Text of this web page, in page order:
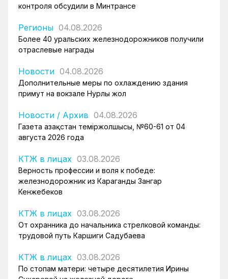
контроля обсудили в Минтрансе
Регионы 04.08.2026
Более 40 уральских железнодорожников получили
отраслевые награды
Новости 04.08.2026
Дополнительные меры по охлаждению здания
примут на вокзале Нурлы жол
Новости / Архив 04.08.2026
Газета Қазақстан теміржолшысы, №60-61 от 04
августа 2026 года
КТЖ в лицах 03.08.2026
Верность профессии и воля к победе:
железнодорожник из Караганды Зангар
Кенжебеков
КТЖ в лицах 03.08.2026
От охранника до начальника стрелковой команды:
трудовой путь Каршиги Садубаева
КТЖ в лицах 03.08.2026
По стопам матери: четыре десятилетия Ирины